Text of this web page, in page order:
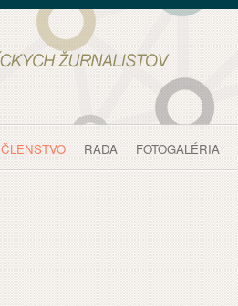
ČLENSTVO RADA FOTOGALÉRIA